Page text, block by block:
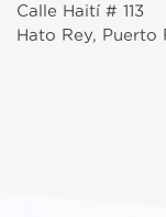
Calle Haití # 113
Hato Rey, Puerto